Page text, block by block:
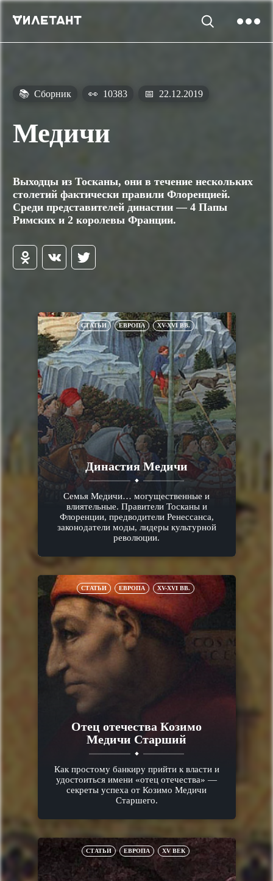
📚 Сборник 👀 10383 📅 22.12.2019
Медичи
Выходцы из Тосканы, они в течение нескольких
столетий фактически правили Флоренцией.
Среди представителей династии — 4 Папы
Римских и 2 королевы Франции.
СТАТЬИ ЕВРОПА XV-XVI ВВ.
Династия Медичи
Семья Медичи… могущественные и
влиятельные. Правители Тосканы и
Флоренции, предводители Ренессанса,
законодатели моды, лидеры культурной
революции.
СТАТЬИ ЕВРОПА XV-XVI ВВ.
Отец отечества Козимо
Медичи Старший
Как простому банкиру прийти к власти и
удостоиться имени «отец отечества» —
секреты успеха от Козимо Медичи
Старшего.
СТАТЬИ ЕВРОПА XV ВЕК